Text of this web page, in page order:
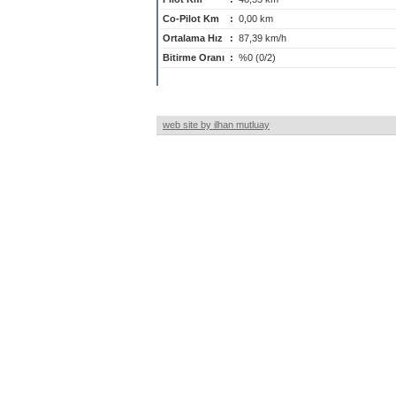
Co-Pilot Km
: 0,00 km
Ortalama Hız
: 87,39 km/h
Bitirme Oranı : %0 (0/2)
web site by ilhan mutluay